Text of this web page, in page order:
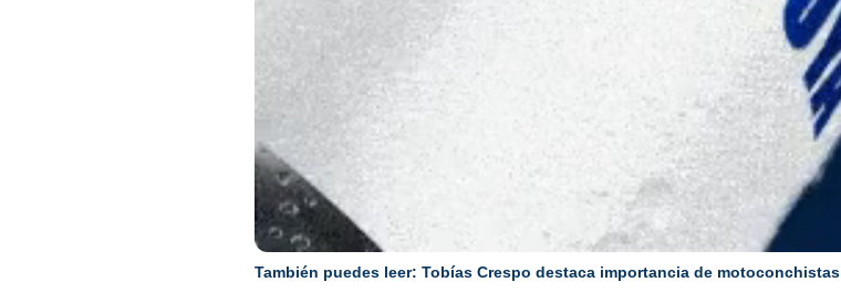
También puedes leer:Tobías Crespo destaca importancia de motoconchistas